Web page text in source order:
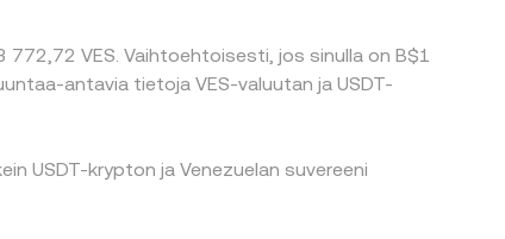
VES. Vaihtoehtoisesti, jos sinulla on B$1
antavia tietoja VES-valuutan ja USDT-
USDT-krypton ja Venezuelan suvereeni